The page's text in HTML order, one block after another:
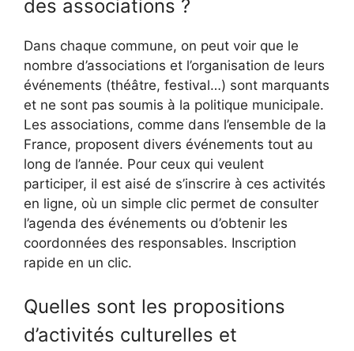
des associations ?
Dans chaque commune, on peut voir que le
nombre d’associations et l’organisation de leurs
événements (théâtre, festival…) sont marquants
et ne sont pas soumis à la politique municipale.
Les associations, comme dans l’ensemble de la
France, proposent divers événements tout au
long de l’année. Pour ceux qui veulent
participer, il est aisé de s’inscrire à ces activités
en ligne, où un simple clic permet de consulter
l’agenda des événements ou d’obtenir les
coordonnées des responsables. Inscription
rapide en un clic.
Quelles sont les propositions
d’activités culturelles et